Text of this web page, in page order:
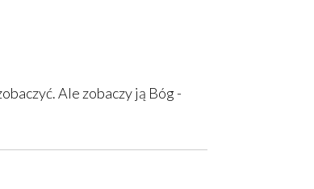
Ale zobaczy ją Bóg -